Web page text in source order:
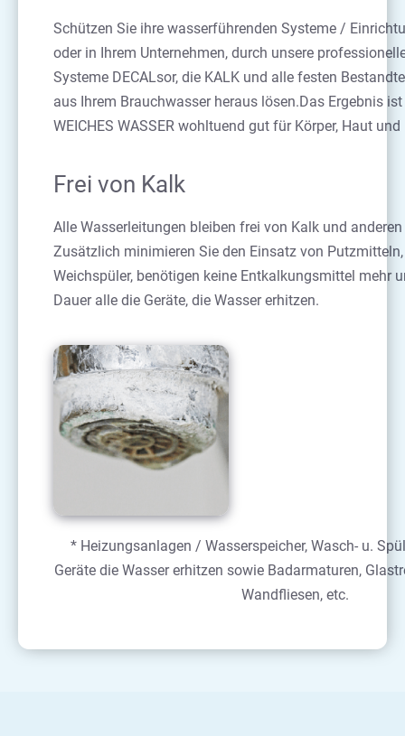
Schützen Sie ihre wasserführenden Systeme /
oder in Ihrem Unternehmen, durch unsere
Systeme DECALsor, die KALK und alle festen
aus Ihrem Brauchwasser heraus lösen.Das Ergebnis
WEICHES WASSER wohltuend gut für Körper, Haut und
Frei von Kalk
Alle Wasserleitungen bleiben frei von Kalk und
Zusätzlich minimieren Sie den Einsatz von
Weichspüler, benötigen keine Entkalkungsmittel mehr
Dauer alle die Geräte, die Wasser erhitzen.
* Heizungsanlagen / Wasserspeicher, Wasch- u.
Geräte die Wasser erhitzen sowie Badarmaturen,
Wandfliesen, etc.